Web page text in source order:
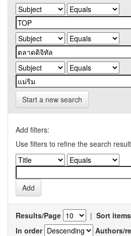
Start a new search
Add filters:
Use filters to refine the search
Results/Page | Sort
In order
Authors/